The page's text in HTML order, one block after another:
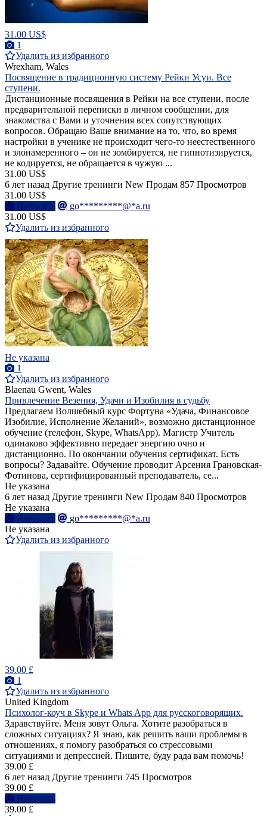
31.00 US$
1
Удалить из избранного
Wrexham, Wales
Посвящение в традиционную систему Рейки Усуи. Все
ступени.
Дистанционные посвящения в Рейки на все ступени, после
предварительной переписки в личном сообщении, для
знакомства с Вами и уточнения всех сопутствующих
вопросов. Обращаю Ваше внимание на то, что, во время
настройки в ученике не происходит чего-то неестественного
и злонамеренного – он не зомбируется, не гипнотизируется,
не кодируется, не обращается в чужую ...
31.00 US$
6 лет назад Другие тренинги New Продам 857 Просмотров
31.00 US$
Написать
go*********@*a.ru
31.00 US$
Удалить из избранного
Не указана
1
Удалить из избранного
Blaenau Gwent, Wales
Привлечение Везения, Удачи и Изобилия в судьбу
Предлагаем Волшебный курс Фортуна «Удача, Финансовое
Изобилие, Исполнение Желаний», возможно дистанционное
обучение (телефон, Skype, WhatsApp). Магистр Учитель
одинаково эффективно передает энергию очно и
дистанционно. По окончании обучения сертификат. Есть
вопросы? Задавайте. Обучение проводит Арсения Грановская-
Фотинова, сертифицированный преподаватель, се...
Не указана
6 лет назад Другие тренинги New Продам 840 Просмотров
Не указана
Написать
go*********@*a.ru
Не указана
Удалить из избранного
39.00 £
1
Удалить из избранного
United Kingdom
Психолог-коуч в Skype и Whats App для русскоговорящих.
Здравствуйте. Меня зовут Ольга. Хотите разобраться в
сложных ситуациях? Я знаю, как решить ваши проблемы в
отношениях, я помогу разобраться со стрессовыми
ситуациями и депрессией. Пишите, буду рада вам помочь!
39.00 £
6 лет назад Другие тренинги 745 Просмотров
39.00 £
Написать
39.00 £